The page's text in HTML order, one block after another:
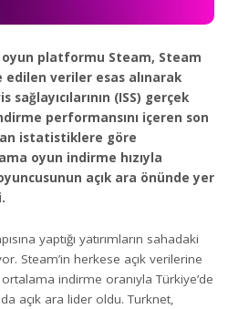
platformu Steam, Steam
veriler esas alınarak
(ISS) gerçek
performansını içeren son
istatistiklere göre
oyun indirme hızıyla
açık ara önünde yer
yaptığı yatırımların sahadaki
Steam’in herkese açık verilerine
ortalama indirme oranıyla Türkiye’de
açık ara lider oldu. Turknet,